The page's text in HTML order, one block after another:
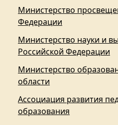
Министерство
Федерации
Министерство науки и
Российской Федерации
Министерство
области
Ассоциация развития
образования